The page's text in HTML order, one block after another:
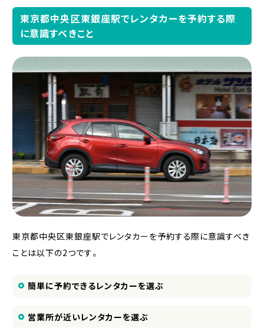
東京都中央区東銀座駅でレンタカーを予約する際
に意識すべきこと
東京都中央区東銀座駅でレンタカーを予約する際に意識すべき
ことは以下の2つです。
簡単に予約できるレンタカーを選ぶ
営業所が近いレンタカーを選ぶ